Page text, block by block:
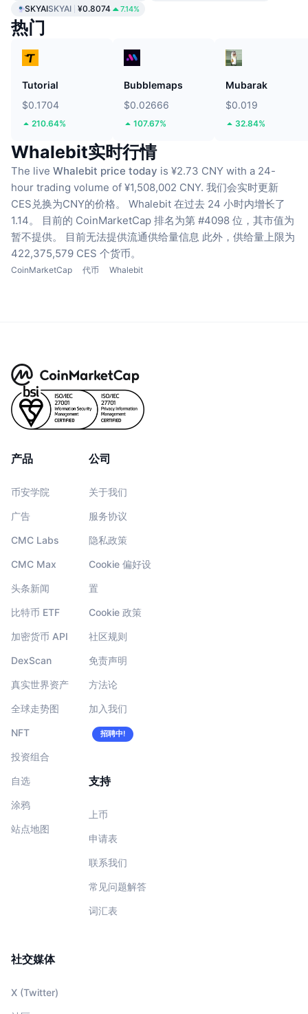
SKYAISKYAI ¥0.8074 7.14%
热门
Tutorial
$0.1704
210.64%
Bubblemaps
$0.02666
107.67%
Mubarak
$0.019
32.84%
Whalebit实时行情
The live Whalebit price today is ¥2.73 CNY with a 24-
hour trading volume of ¥1,508,002 CNY. 我们会实时更新
CES兑换为CNY的价格。
Whalebit 在过去 24 小时内增长了
1.14。
目前的 CoinMarketCap 排名为第 #4098 位，其市值为
暂不提供。
目前无法提供流通供给量信息 此外，供给量上限为
422,375,579 CES 个货币。
CoinMarketCap 代币 Whalebit
产品
币安学院
广告
CMC Labs
CMC Max
头条新闻
比特币 ETF
加密货币 API
DexScan
真实世界资产
全球走势图
NFT
投资组合
自选
涂鸦
站点地图
公司
关于我们
服务协议
隐私政策
Cookie 偏好设
置
Cookie 政策
社区规则
免责声明
方法论
加入我们
招聘中!
支持
上币
申请表
联系我们
常见问题解答
词汇表
社交媒体
X (Twitter)